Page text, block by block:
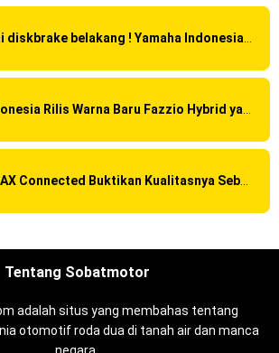
Tentang Sobatmotor
adalah situs yang membahas tentang
otomotif roda dua di tanah air dan manca
negara.